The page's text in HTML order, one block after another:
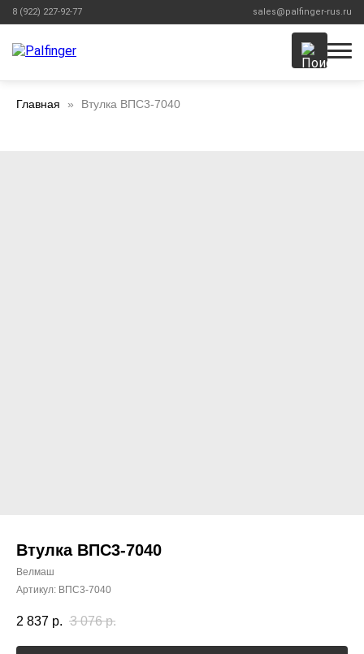
8 (922) 227-92-77 sales@palfinger-rus.ru
Главная Втулка ВПС3-7040
Втулка ВПС3-7040
Велмаш
Артикул: ВПС3-7040
2 837 р. 3 076 р.